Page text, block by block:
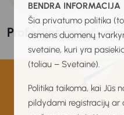
BENDRA INFORMACIJA
Šia privatumo politika
asmens duomenų
svetaine, kuri yra
(toliau – Svetainė).
Politika taikoma, kai Jūs
pildydami registracijų ar
Profesijos